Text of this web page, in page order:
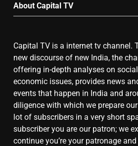
दिल्ली कोर्ट ने
8
सुप्रीम कोर्ट ने
के आरोप खारिज
मां को गाली पर
About Capital TV
Capital TV is a internet tv channel.
new discourse of new India, the
offering in-depth analyses on
economic issues, provides news
events that happen in India and
diligence with which we prepare
lot of subscribers in a very short
subscriber you are our patron; we
continue you’re your patronage